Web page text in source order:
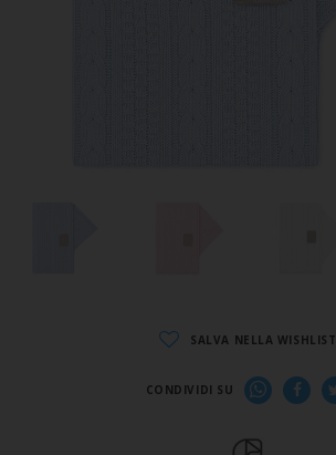
SALVA NELLA WISHLIST
CONDIVIDI SU